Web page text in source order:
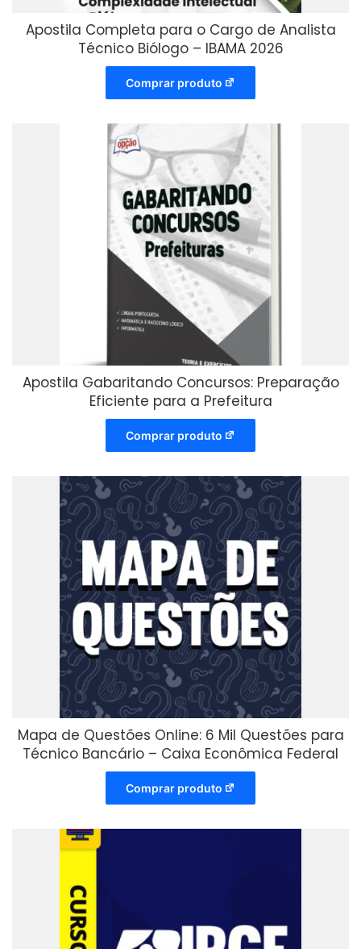
Apostila Completa para o Cargo de Analista
Técnico Biólogo – IBAMA 2026
Comprar produto
Apostila Gabaritando Concursos: Preparação
Eficiente para a Prefeitura
Comprar produto
Mapa de Questões Online: 6 Mil Questões para
Técnico Bancário – Caixa Econômica Federal
Comprar produto